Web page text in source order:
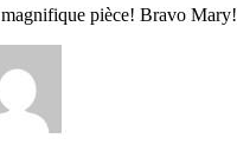
magnifique pièce! Bravo Mary!